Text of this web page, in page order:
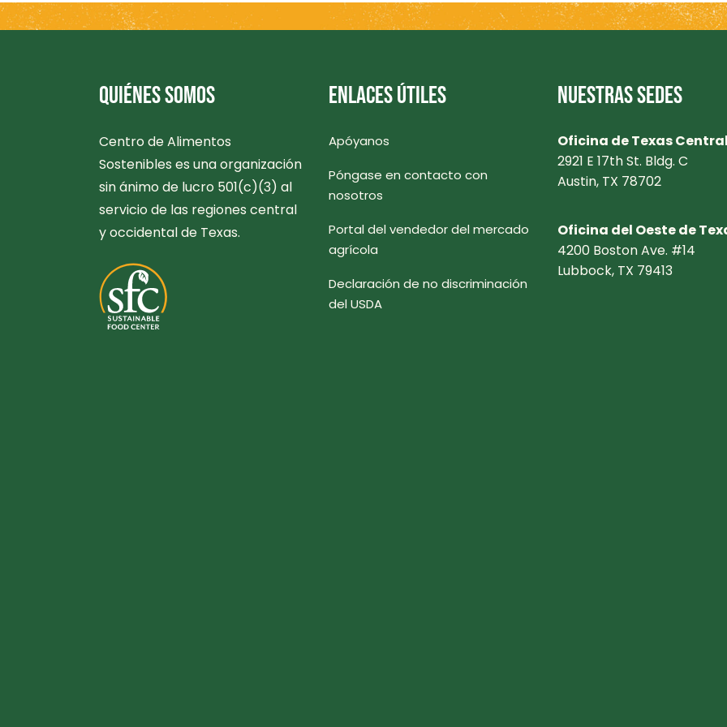
QUIÉNES SOMOS
Centro de Alimentos
Sostenibles es una organización
sin ánimo de lucro 501(c)(3) al
servicio de las regiones central
y occidental de Texas.
ENLACES ÚTILES
Apóyanos
Póngase en contacto con
nosotros
Portal del vendedor del mercado
agrícola
Declaración de no discriminación
del USDA
NUESTRAS SEDES
Oficina de Texas
2921 E 17th St. Bldg. C
Austin, TX 78702
Oficina del Oeste de
4200 Boston Ave. #14
Lubbock, TX 79413